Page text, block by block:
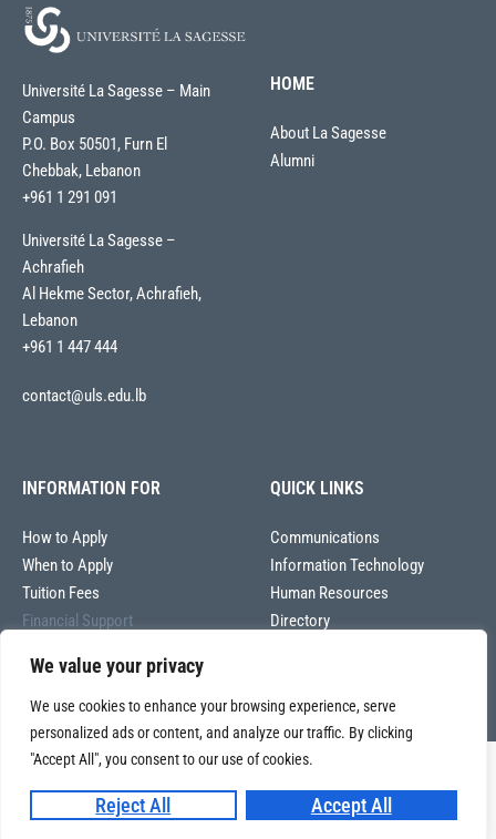
We value your privacy
We use cookies to enhance your browsing experience, serve
personalized ads or content, and analyze our traffic. By clicking
"Accept All", you consent to our use of cookies.
Reject All Accept All
Université La Sagesse – Main
Campus
P.O. Box 50501, Furn El
Chebbak, Lebanon
+961 1 291 091
Université La Sagesse –
Achrafieh
Al Hekme Sector, Achrafieh,
Lebanon
+961 1 447 444
contact@uls.edu.lb
HOME
About La Sagesse
Alumni
INFORMATION FOR
How to Apply
When to Apply
Tuition Fees
Financial Support
QUICK LINKS
Communications
Information Technology
Human Resources
Directory
Copyright © 2026
Université La Sagesse – Office of Communications.All
rights reserved.